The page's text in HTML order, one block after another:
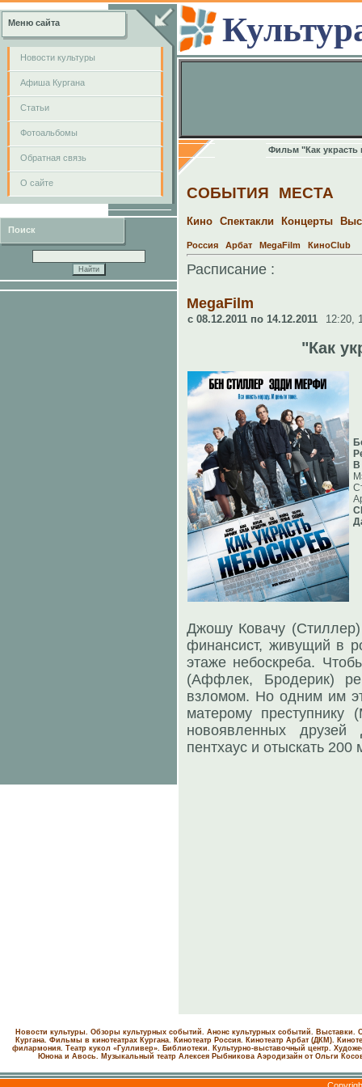
Меню сайта
Новости культуры
Афиша Кургана
Cтатьи
Фотоальбомы
Обратная связь
О сайте
Поиск
Фильм "Как украсть
СОБЫТИЯ МЕСТА
Кино Спектакли Концерты
Россия Арбат MegaFilm КиноClub
Расписание :
MegaFilm
c 08.12.2011 по 14.12.2011 12:20,
"Как
В
Джошу Ковачу
финансист, живущий в
этаже небоскреба.
(Аффлек, Бродерик)
взломом. Но одним им
матерому
новоявленных
пентхаус и отыскать
Новости культуры. Обзоры культурных событий. Анонс культурных событий. Выставки.
Кургана. Фильмы в кинотеатрах Кургана.
Кинотеатр Россия. Кинотеатр Арбат (ДКМ).
филармония. Театр кукол «Гулливер». Библиотеки. Культурно-выставочный центр.
Юнона и Авось. Музыкальный театр Алексея Рыбникова Аэродизайн от Ольги